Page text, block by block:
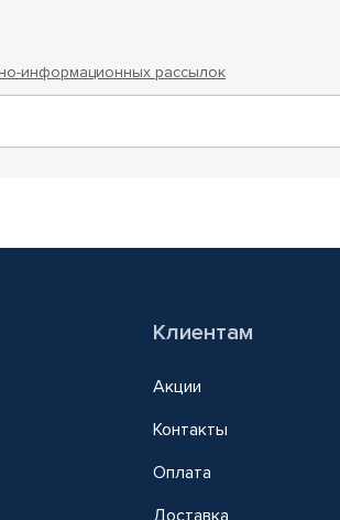
информационных рассылок
Клиентам
Акции
Контакты
Оплата
Доставка